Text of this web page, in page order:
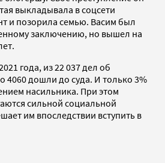
выкладывала в соцсети
и позорила семью. Васим был
заключению, но вышел на
года, из 22 037 дел об
4060 дошли до суда. И только 3%
насильника. При этом
сильной социальной
им впоследствии вступить в